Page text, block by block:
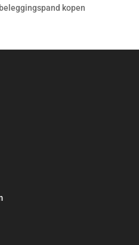
kopen